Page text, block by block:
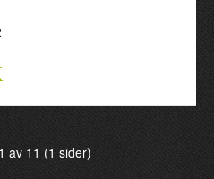
Draktsett
av 11 (1 sider)